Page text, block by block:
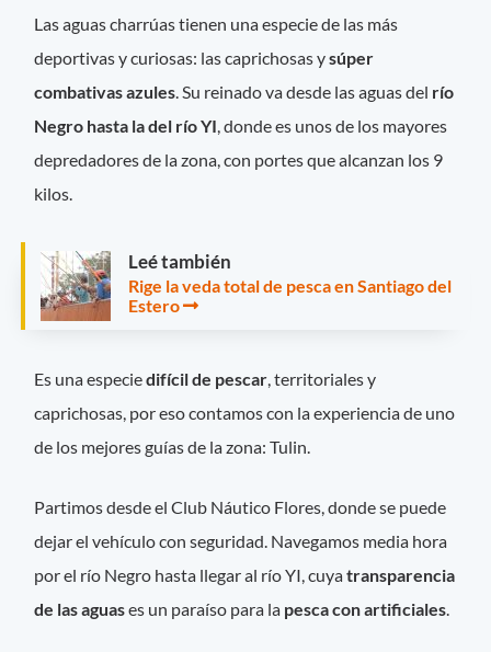
Las aguas charrúas tienen una especie de las más
deportivas y curiosas: las caprichosas ysúper
combativas azules . Su reinado va desde las aguas del río
Negro hasta la del río YI , donde es unos de los mayores
depredadores de la zona, con portes que alcanzan los 9
kilos.
Leé también
Rige la veda total de pesca en Santiago del
Estero
Es una especiedifícil de pescar, territoriales y
caprichosas, por eso contamos con la experiencia de uno
de los mejores guías de la zona: Tulin.
Partimos desde el Club Náutico Flores, donde se puede
dejar el vehículo con seguridad. Navegamos media hora
por el río Negro hasta llegar al río YI, cuyatransparencia
de las aguases un paraíso para la pesca con artificiales.